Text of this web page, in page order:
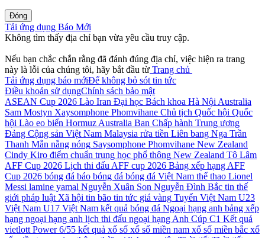
Đóng
Tải ứng dụng Báo Mới
Không tìm thấy địa chỉ bạn vừa yêu cầu truy cập.
Nếu bạn chắc chắn rằng đã đánh đúng địa chỉ, việc hiện ra trang
này là lỗi của chúng tôi, hãy bắt đầu từ Trang chủ
Tải ứng dụng báo mớiĐể không bỏ sót tin tức
Điều khoản sử dụngChính sách bảo mật
ASEAN Cup 2026 Lào Iran Đại học Bách khoa Hà Nội Australia
Sam Mostyn Xaysomphone Phomvihane Chủ tịch Quốc hội Quốc
hội Lào eo biển Hormuz Australia Ban Chấp hành Trung ương
Đảng Cộng sản Việt Nam Malaysia rửa tiền Liên bang Nga Trần
Thanh Mẫn nắng nóng Saysomphone Phomvihane New Zealand
Cindy Kiro điểm chuẩn trung học phổ thông New Zealand Tô Lâm
AFF Cup 2026 Lịch thi đấu AFF cup 2026 Bảng xếp hạng AFF
Cup 2026 bóng đá báo bóng đá bóng đá Việt Nam thể thao Lionel
Messi lamine yamal Nguyễn Xuân Son Nguyễn Đình Bắc tin thế
giới pháp luật Xã hội tin bão tin tức giá vàng Tuyển Việt Nam U23
Việt Nam U17 Việt Nam kết quả bóng đá Ngoại hạng anh bảng xếp
hạng ngoại hạng anh lịch thi đấu ngoại hạng Anh Cúp C1 Kết quả
vietlott Power 6/55 kết quả xổ số xổ số miền nam xổ số miền bắc xổ